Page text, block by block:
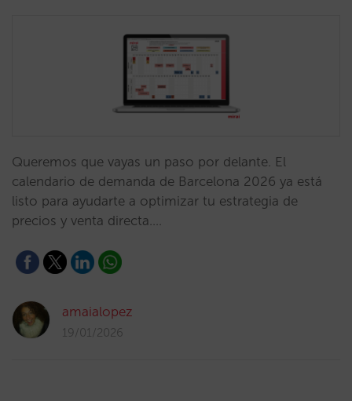
Queremos que vayas un paso por delante. El
calendario de demanda de Barcelona 2026 ya está
listo para ayudarte a optimizar tu estrategia de
precios y venta directa.…
amaialopez
19/01/2026